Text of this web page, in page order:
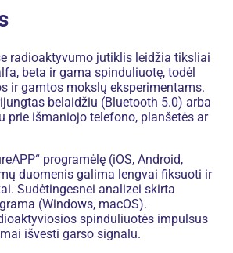
radioaktyvumo jutiklis leidžia tiksliai
beta ir gama spinduliuotę, todėl
ir gamtos mokslų eksperimentams.
belaidžiu (Bluetooth 5.0) arba
prie išmaniojo telefono, planšetės ar
programėlę (iOS, Android,
duomenis galima lengvai fiksuoti ir
Sudėtingesnei analizei skirta
(Windows, macOS).
spinduliuotės impulsus
išvesti garso signalu.